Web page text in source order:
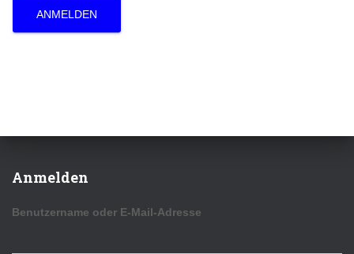
ANMELDEN
Anmelden
Benutzername oder E-Mail-Adresse